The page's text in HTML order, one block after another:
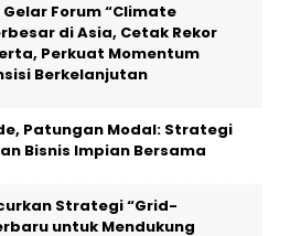
Gelar Forum “Climate
di Asia, Cetak Rekor
Perkuat Momentum
Berkelanjutan
Patungan Modal: Strategi
Bisnis Impian Bersama
Strategi “Grid-
untuk Mendukung